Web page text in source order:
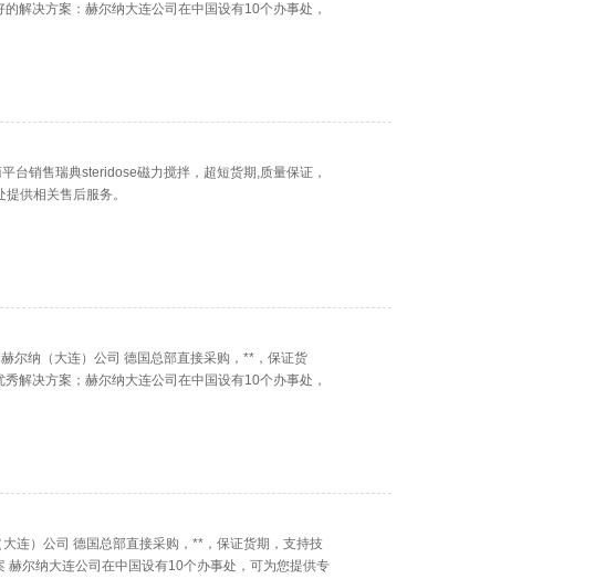
解决方案：赫尔纳大连公司在中国设有10个办事处，
台销售瑞典steridose磁力搅拌，超短货期,质量保证，
供相关售后服务。
尔纳（大连）公司 德国总部直接采购，**，保证货
解决方案；赫尔纳大连公司在中国设有10个办事处，
连）公司 德国总部直接采购，**，保证货期，支持技
赫尔纳大连公司在中国设有10个办事处，可为您提供专